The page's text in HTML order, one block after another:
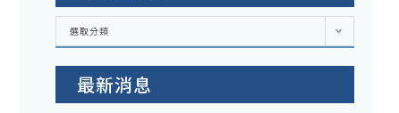
各
室
選取分類
最新消息